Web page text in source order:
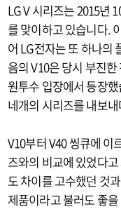
LG V 시리즈는 2015년
를 맞이하고 있습니다.
어 LG전자는 또 하나의
음의 V10은 당시 부진
원투수 입장에서 등장
네개의 시리즈를 내보
V10부터 V40 씽큐에 이
즈와의 비교에 있었다
도 차이를 고수했던 것
제품이라고 불러도 좋